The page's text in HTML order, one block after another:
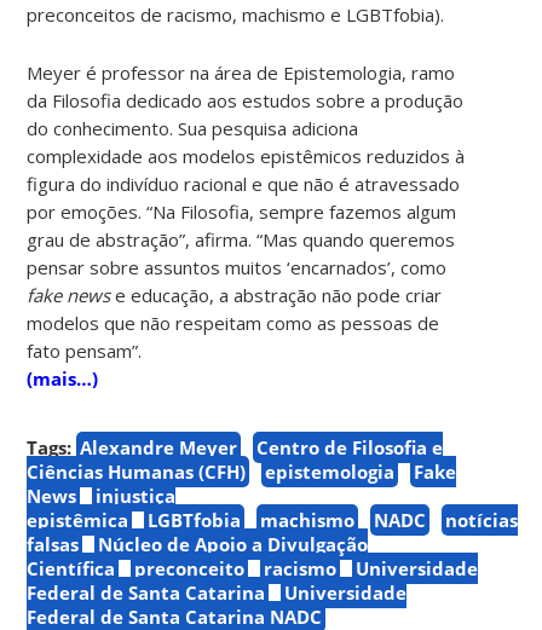
preconceitos de racismo, machismo e LGBTfobia).
Meyer é professor na área de Epistemologia, ramo
da Filosofia dedicado aos estudos sobre a produção
do conhecimento. Sua pesquisa adiciona
complexidade aos modelos epistêmicos reduzidos à
figura do indivíduo racional e que não é atravessado
por emoções. “Na Filosofia, sempre fazemos algum
grau de abstração”, afirma. “Mas quando queremos
pensar sobre assuntos muitos ‘encarnados’, como
fake newse educação, a abstração não pode criar
modelos que não respeitam como as pessoas de
fato pensam”.
(mais…)
Tags: Alexandre Meyer
Centro de Filosofia e
Ciências Humanas (CFH)
epistemologia
Fake
News
injustiça
epistêmica
LGBTfobia machismo NADC
notícias
falsas
Núcleo de Apoio a Divulgação
Científica
preconceito racismo
Universidade
Federal de Santa Catarina
Universidade
Federal de Santa Catarina NADC